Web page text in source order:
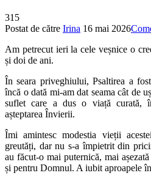
315
Postat de către Irina 16 mai 2026
Am petrecut ieri la cele veșnice o
și doi de ani.
În seara priveghiului, Psaltirea a
încă o dată mi-am dat seama cât de
suflet care a dus o viață curată,
așteptarea Învierii.
Îmi amintesc modestia vieții
greutăți, dar nu s-a împietrit din
au făcut-o mai puternică, mai
și pentru Domnul. A iubit aproapele